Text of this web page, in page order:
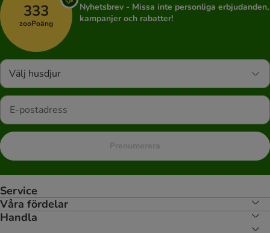
333
zooPoäng
Nyhetsbrev - Missa inte personliga erbjudanden,
kampanjer och rabatter!
Välj husdjur
Prenumerera
Service
Våra fördelar
Handla